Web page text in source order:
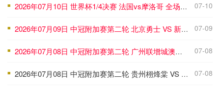
■ 2026年07月10日 世界杯1/4决赛 法国vs摩洛哥 全场录像 07-10
■ 2026年07月09日 中冠附加赛第二轮 北京勇士 VS 新疆金盾 全场录像 07-09
■ 2026年07月08日 中冠附加赛第二轮 广州联增城澳体 VS 重庆瀚达 全场录像 07-08
■ 2026年07月08日 中冠附加赛第二轮 贵州栩烽棠 VS 广州黄埔志诚 全场录像 07-08